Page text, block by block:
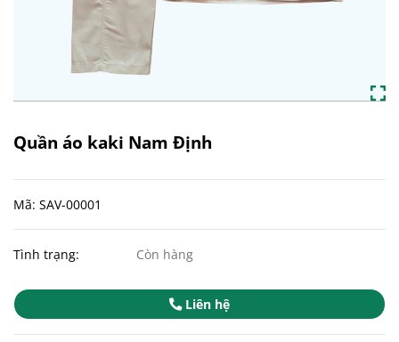
Quần áo kaki Nam Định
Mã: SAV-00001
Tình trạng: Còn hàng
Liên hệ